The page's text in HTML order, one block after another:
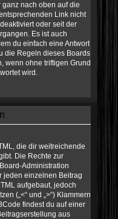
nach oben auf die
Link nicht
oder seit der
Es ist auch
du einfach eine Antwort
die Regeln dieses Boards
wenn ohne triftigen Grund
wird.
die dir weitreichende
Die Rechte zur
Administration
jeden einzelnen Beitrag
aufgebaut, jedoch
(„<“ und „>“) Klammern
findest du auf einer
aus